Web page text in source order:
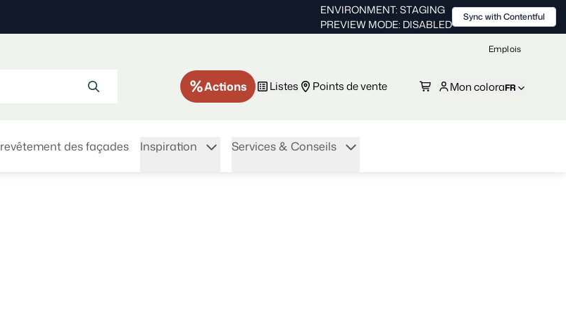
Emplois
Actions Listes Points de vente Mon coloraFR
des façades Inspiration Services & Conseils
ENVIRONMENT: STAGING
PREVIEW MODE: DISABLED
Sync with Contentful